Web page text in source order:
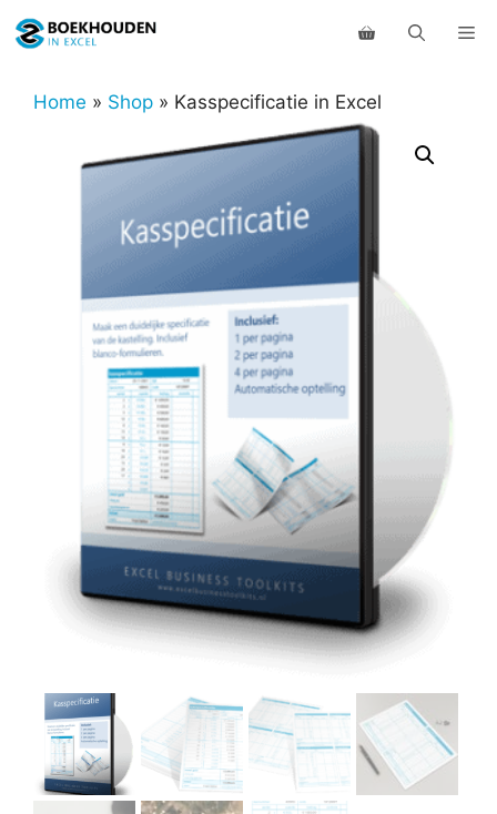
naar
inhoudHome » Shop » Kasspecificatie in Excel